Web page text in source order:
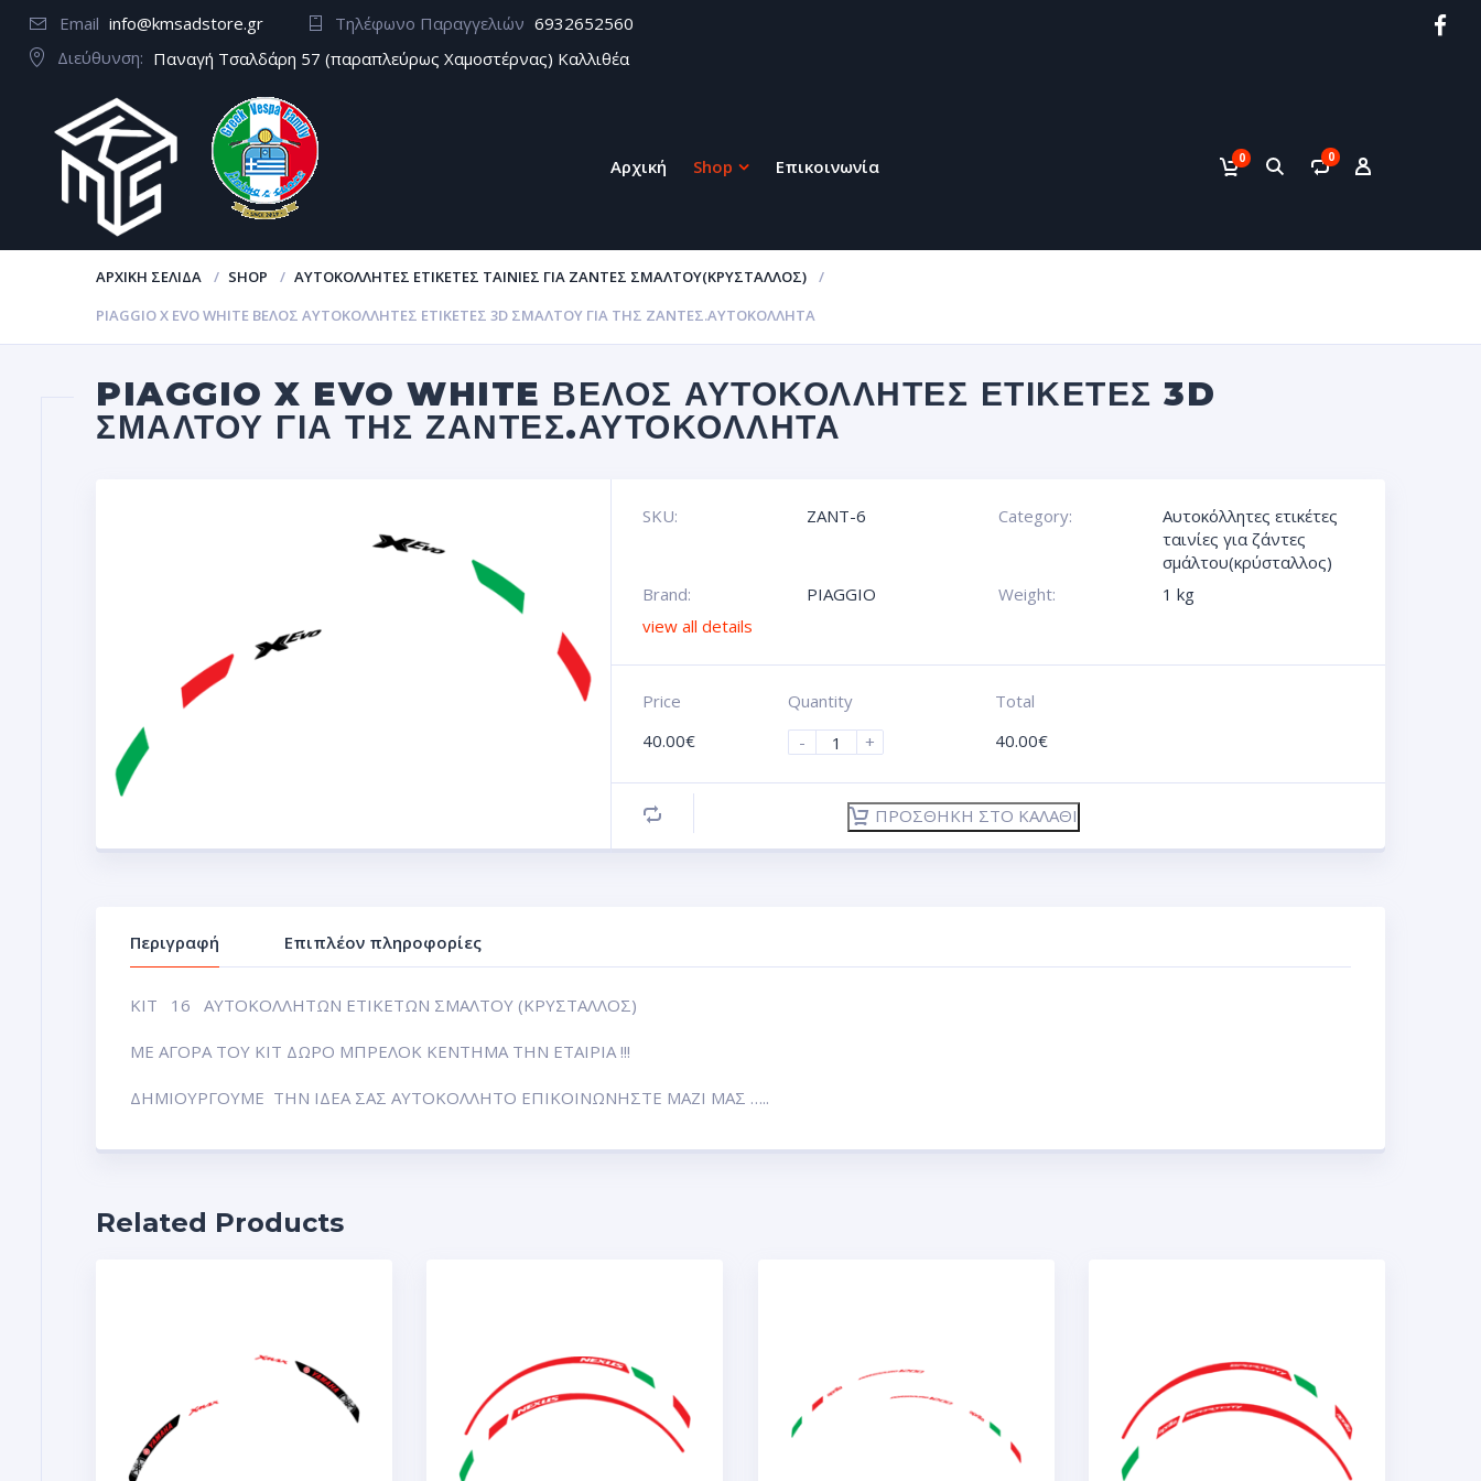
Email info@kmsadstore.gr Τηλέφωνο Παραγγελιών 6932652560
Διεύθυνση: Παναγή Τσαλδάρη 57 (παραπλεύρως Χαμοστέρνας) Καλλιθέα
Αρχική Shop Επικοινωνία 0 0
ΑΡΧΙΚΉ ΣΕΛΊΔΑ SHOP
ΑΥΤΟΚΌΛΛΗΤΕΣ ΕΤΙΚΈΤΕΣ ΤΑΙΝΊΕΣ ΓΙΑ ΖΆΝΤΕΣ ΣΜΆΛΤΟΥ(ΚΡΎΣΤΑΛΛΟΣ)
PIAGGIO X EVO WHITE ΒΈΛΟΣ ΑΥΤΟΚΌΛΛΗΤΕΣ ΕΤΙΚΈΤΕΣ 3D ΣΜΆΛΤΟΥ ΓΙΑ ΤΗΣ ΖΆΝΤΕΣ.ΑΥΤΟΚΌΛΛΗΤΑ
PIAGGIO X EVO WHITE ΒΈΛΟΣ ΑΥΤΟΚΌΛΛΗΤΕΣ ΕΤΙΚΈΤΕΣ 3D
ΣΜΆΛΤΟΥ ΓΙΑ ΤΗΣ ΖΆΝΤΕΣ.ΑΥΤΟΚΌΛΛΗΤΑ
SKU: ZANT-6 Category:
Αυτοκόλλητες ετικέτες
ταινίες για ζάντες
σμάλτου(κρύσταλλος)
Brand:
PIAGGIO Weight:
1 kg
view all details
Price
40.00€
Quantity
-
+
Total
40.00€
ΠΡΟΣΘΉΚΗ ΣΤΟ ΚΑΛΆΘΙ
Περιγραφή Επιπλέον πληροφορίες
ΚΙΤ 16 ΑΥΤΟΚΟΛΛΗΤΩΝ ΕΤΙΚΕΤΩΝ ΣΜΑΛΤΟΥ (ΚΡΥΣΤΑΛΛΟΣ)
ΜΕ ΑΓΟΡΑ ΤΟΥ ΚΙΤ ΔΩΡΟ ΜΠΡΕΛΟΚ ΚΕΝΤΗΜΑ ΤΗΝ ΕΤΑΙΡΙΑ !!!
ΔΗΜΙΟΥΡΓΟΥΜΕ ΤΗΝ ΙΔΕΑ ΣΑΣ ΑΥΤΟΚΟΛΛΗΤΟ ΕΠΙΚΟΙΝΩΝΗΣΤΕ ΜΑΖΙ ΜΑΣ …..
Related Products